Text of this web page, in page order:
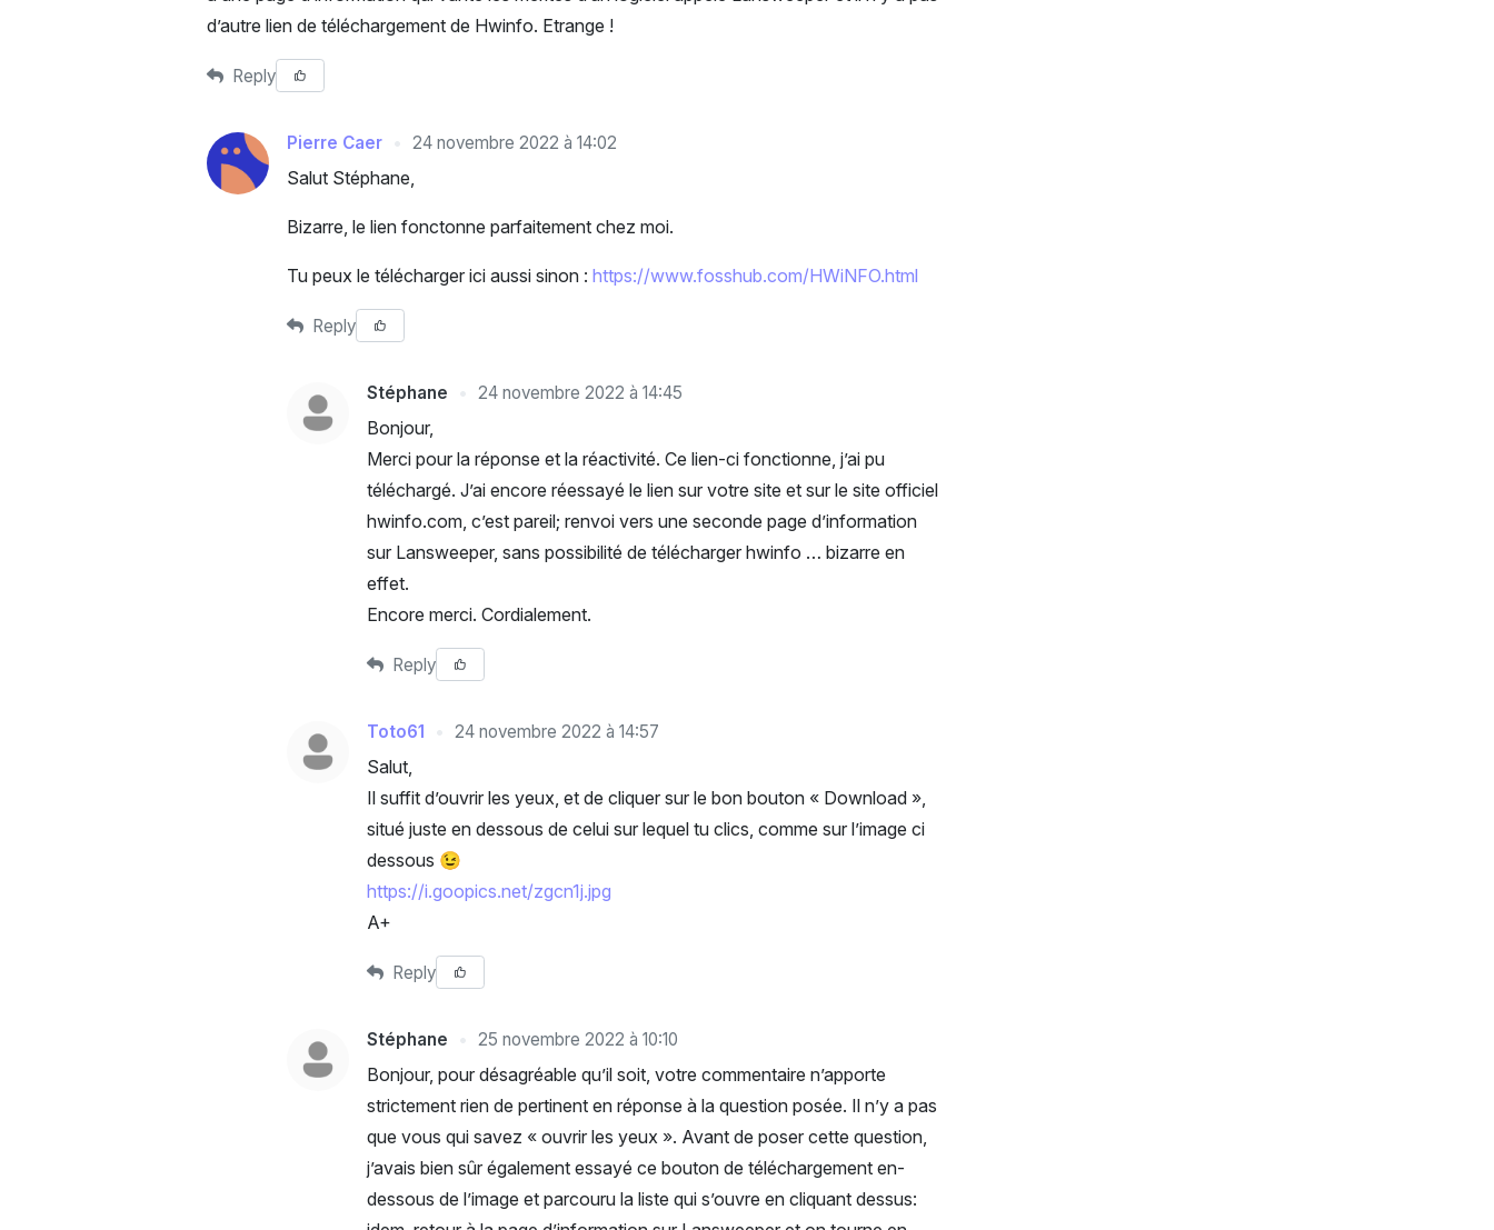
d’autre lien de téléchargement de Hwinfo. Etrange !
Reply
Pierre Caer 24 novembre 2022 à 14:02
Salut Stéphane,
Bizarre, le lien fonctonne parfaitement chez moi.
Tu peux le télécharger ici aussi sinon : https://www.fosshub.com/HWiNFO.html
Reply
Stéphane 24 novembre 2022 à 14:45
Bonjour,
Merci pour la réponse et la réactivité. Ce lien-ci fonctionne, j’ai pu
téléchargé. J’ai encore réessayé le lien sur votre site et sur le site officiel
hwinfo.com, c’est pareil; renvoi vers une seconde page d’information
sur Lansweeper, sans possibilité de télécharger hwinfo … bizarre en
effet.
Encore merci. Cordialement.
Reply
Toto61 24 novembre 2022 à 14:57
Salut,
Il suffit d’ouvrir les yeux, et de cliquer sur le bon bouton « Download »,
situé juste en dessous de celui sur lequel tu clics, comme sur l’image ci
dessous 😉
https://i.goopics.net/zgcn1j.jpg
A+
Reply
Stéphane 25 novembre 2022 à 10:10
Bonjour, pour désagréable qu’il soit, votre commentaire n’apporte
strictement rien de pertinent en réponse à la question posée. Il n’y a pas
que vous qui savez « ouvrir les yeux ». Avant de poser cette question,
j’avais bien sûr également essayé ce bouton de téléchargement en-
dessous de l’image et parcouru la liste qui s’ouvre en cliquant dessus: